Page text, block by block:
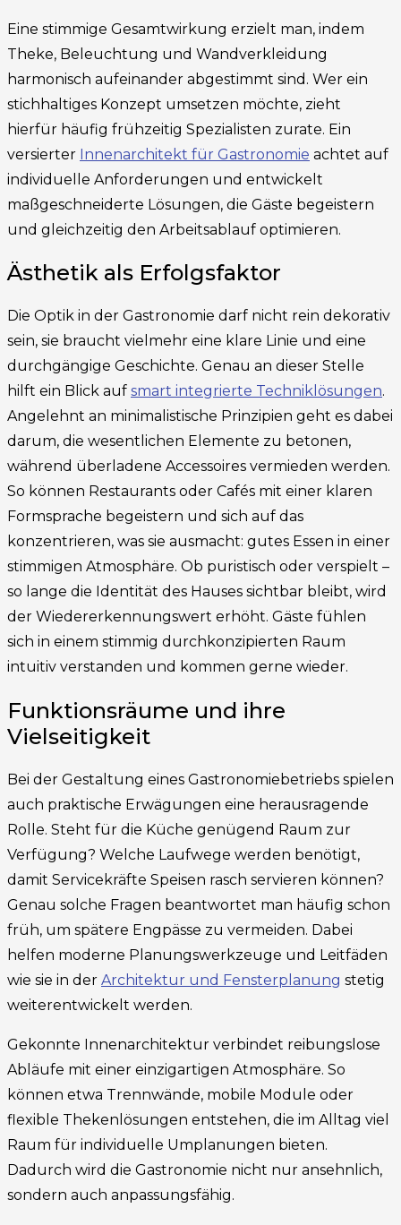
Eine stimmige Gesamtwirkung erzielt man, indem
Theke, Beleuchtung und Wandverkleidung
harmonisch aufeinander abgestimmt sind. Wer ein
stichhaltiges Konzept umsetzen möchte, zieht
hierfür häufig frühzeitig Spezialisten zurate. Ein
versierter Innenarchitekt für Gastronomie achtet auf
individuelle Anforderungen und entwickelt
maßgeschneiderte Lösungen, die Gäste begeistern
und gleichzeitig den Arbeitsablauf optimieren.
Ästhetik als Erfolgsfaktor
Die Optik in der Gastronomie darf nicht rein dekorativ
sein, sie braucht vielmehr eine klare Linie und eine
durchgängige Geschichte. Genau an dieser Stelle
hilft ein Blick auf smart integrierte Techniklösungen.
Angelehnt an minimalistische Prinzipien geht es dabei
darum, die wesentlichen Elemente zu betonen,
während überladene Accessoires vermieden werden.
So können Restaurants oder Cafés mit einer klaren
Formsprache begeistern und sich auf das
konzentrieren, was sie ausmacht: gutes Essen in einer
stimmigen Atmosphäre. Ob puristisch oder verspielt –
so lange die Identität des Hauses sichtbar bleibt, wird
der Wiedererkennungswert erhöht. Gäste fühlen
sich in einem stimmig durchkonzipierten Raum
intuitiv verstanden und kommen gerne wieder.
Funktionsräume und ihre
Vielseitigkeit
Bei der Gestaltung eines Gastronomiebetriebs spielen
auch praktische Erwägungen eine herausragende
Rolle. Steht für die Küche genügend Raum zur
Verfügung? Welche Laufwege werden benötigt,
damit Servicekräfte Speisen rasch servieren können?
Genau solche Fragen beantwortet man häufig schon
früh, um spätere Engpässe zu vermeiden. Dabei
helfen moderne Planungswerkzeuge und Leitfäden
wie sie in der Architektur und Fensterplanung stetig
weiterentwickelt werden.
Gekonnte Innenarchitektur verbindet reibungslose
Abläufe mit einer einzigartigen Atmosphäre. So
können etwa Trennwände, mobile Module oder
flexible Thekenlösungen entstehen, die im Alltag viel
Raum für individuelle Umplanungen bieten.
Dadurch wird die Gastronomie nicht nur ansehnlich,
sondern auch anpassungsfähig.